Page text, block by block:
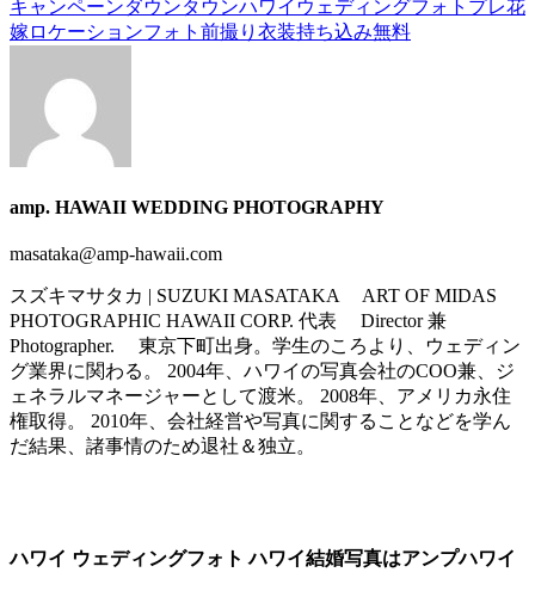
キャンペーンダウンタウンハワイウェディングフォト プレ花
嫁 ロケーションフォト 前撮り 衣装持ち込み無料
amp. HAWAII WEDDING PHOTOGRAPHY
masataka@amp-hawaii.com
スズキマサタカ | SUZUKI MASATAKA ART OF MIDAS
PHOTOGRAPHIC HAWAII CORP. 代表 Director 兼
Photographer. 東京下町出身。学生のころより、ウェディン
グ業界に関わる。 2004年、ハワイの写真会社のCOO兼、ジ
ェネラルマネージャーとして渡米。 2008年、アメリカ永住
権取得。 2010年、会社経営や写真に関することなどを学ん
だ結果、諸事情のため退社＆独立。
ハワイ ウェディングフォト ハワイ結婚写真はアンプハワイ